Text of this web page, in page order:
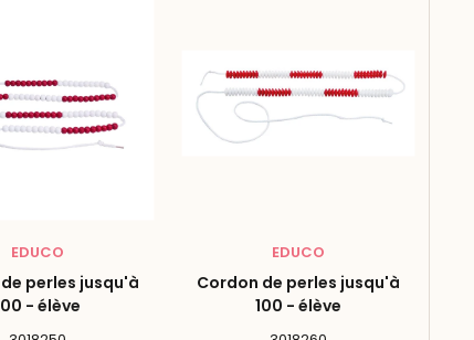
EDUCO
perles jusqu'à
- élève
EDUCO
Cordon de perles jusqu'à
100 - élève